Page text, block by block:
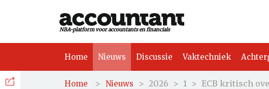
NBA-platform voor accountants en financials
Home Nieuws Discussie Vaktechniek
Home > Nieuws > 2026 > 1 > ECB kritisch
Facebook
Nieuws